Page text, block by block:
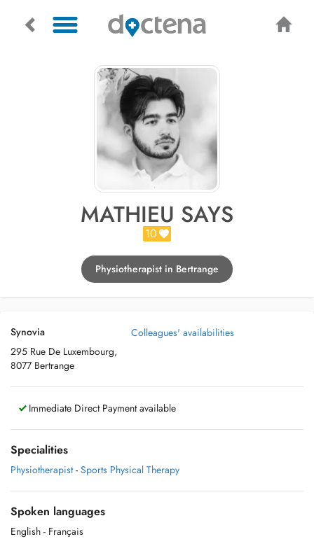
MATHIEU SAYS
10
Physiotherapist in Bertrange
Synovia
295 Rue De Luxembourg,
8077 Bertrange
Colleagues' availabilities
Immediate Direct Payment available
Specialities
Physiotherapist - Sports Physical Therapy
Spoken languages
English - Français